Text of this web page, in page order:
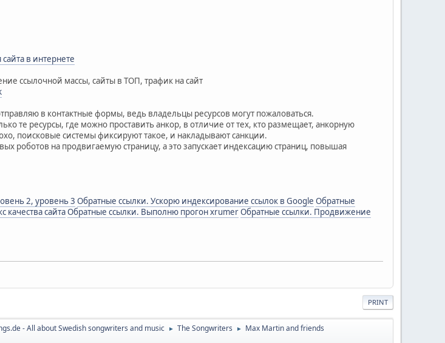
в интернете
ссылочной массы, сайты в ТОП, трафик на сайт
в контактные формы, ведь владельцы ресурсов могут пожаловаться.
те ресурсы, где можно проставить анкор, в отличие от тех, кто размещает, анкорную
поисковые системы фиксируют такое, и накладывают санкции.
роботов на продвигаемую страницу, а это запускает индексацию страниц, повышая
2, уровень 3 Обратные ссылки. Ускорю индексирование ссылок в Google Обратные
качества сайтаОбратные ссылки. Выполню прогон xrumerОбратные ссылки. Продвижение
PRINT
- All about Swedish songwriters and music ► The Songwriters ► Max Martin and friends